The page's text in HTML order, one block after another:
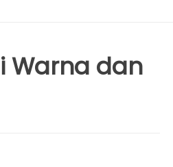
Warna dan